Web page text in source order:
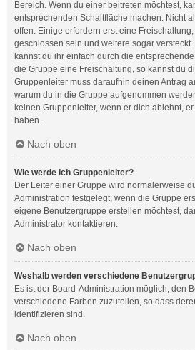
Bereich. Wenn du einer beitreten möchtest,
entsprechenden Schaltfläche machen. Nicht
offen. Einige erfordern erst eine
geschlossen sein und weitere sogar
kannst du ihr einfach durch die
die Gruppe eine Freischaltung, so kannst du
Gruppenleiter muss daraufhin deinen Antrag
warum du in die Gruppe aufgenommen
keinen Gruppenleiter, wenn er dich ablehnt,
haben.
Nach oben
Wie werde ich Gruppenleiter?
Der Leiter einer Gruppe wird normalerweise
Administration festgelegt, wenn die Gruppe
eigene Benutzergruppe erstellen möchtest,
Administrator kontaktieren.
Nach oben
Weshalb werden verschiedene
Es ist der Board-Administration möglich, den
verschiedene Farben zuzuteilen, so dass
identifizieren sind.
Nach oben